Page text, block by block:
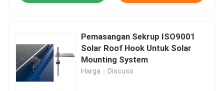
Pemasangan Sekrup ISO9001
Solar Roof Hook Untuk Solar
Mounting System
Harga：Discuss